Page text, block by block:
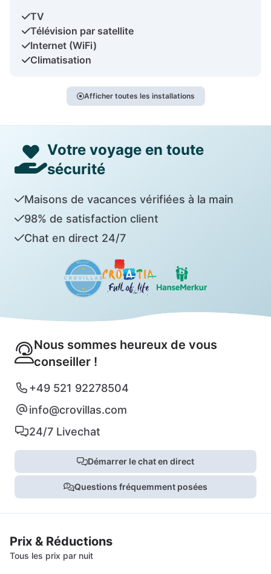
TV
Télévision par satellite
Internet (WiFi)
Climatisation
Afficher toutes les installations
Votre voyage en toute
sécurité
Maisons de vacances vérifiées à la main
98% de satisfaction client
Chat en direct 24/7
Nous sommes heureux de vous
conseiller !
+49 521 92278504
info@crovillas.com
24/7 Livechat
Démarrer le chat en direct
Questions fréquemment posées
Prix & Réductions
Tous les prix par nuit